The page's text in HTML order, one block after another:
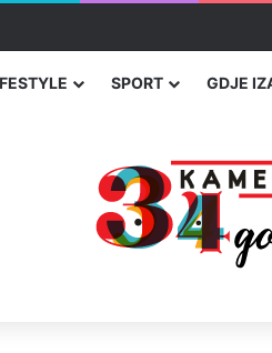
poseban status za Memorijalni
SPORT GDJE